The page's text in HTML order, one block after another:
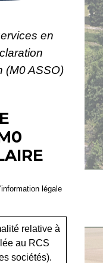
en
(M0 ASSO)
légale
relative à
au RCS
sociétés).